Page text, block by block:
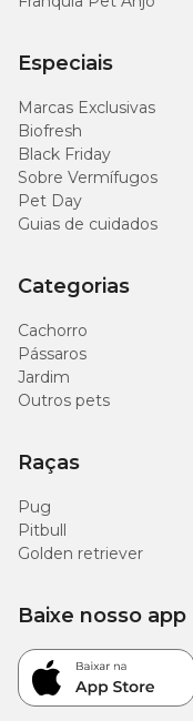
Especiais
Marcas Exclusivas
Biofresh
Black Friday
Sobre Vermífugos
Pet Day
Guias de cuidados
Categorias
Cachorro
Pássaros
Jardim
Outros pets
Raças
Pug
Pitbull
Golden retriever
Baixe nosso app